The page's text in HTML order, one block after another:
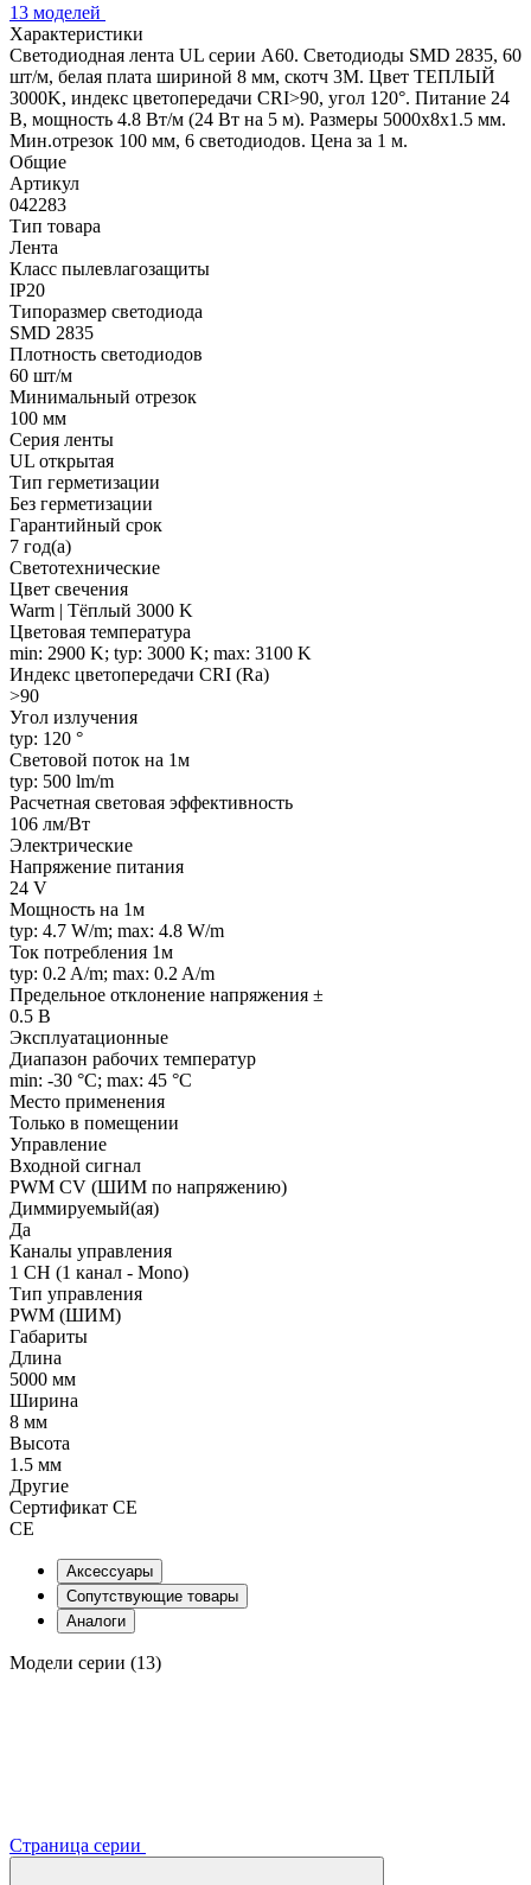
13 моделей
Характеристики
Светодиодная лента UL серии A60. Светодиоды SMD 2835, 60
шт/м, белая плата шириной 8 мм, скотч 3M. Цвет ТЕПЛЫЙ
3000K, индекс цветопередачи CRI>90, угол 120°. Питание 24
В, мощность 4.8 Вт/м (24 Вт на 5 м). Размеры 5000x8x1.5 мм.
Мин.отрезок 100 мм, 6 светодиодов. Цена за 1 м.
Общие
Артикул
042283
Тип товара
Лента
Класс пылевлагозащиты
IP20
Типоразмер светодиода
SMD 2835
Плотность светодиодов
60 шт/м
Минимальный отрезок
100 мм
Серия ленты
UL открытая
Тип герметизации
Без герметизации
Гарантийный срок
7 год(а)
Светотехнические
Цвет свечения
Warm | Тёплый 3000 K
Цветовая температура
min: 2900 K; typ: 3000 K; max: 3100 K
Индекс цветопередачи CRI (Ra)
>90
Угол излучения
typ: 120 °
Световой поток на 1м
typ: 500 lm/m
Расчетная световая эффективность
106 лм/Вт
Электрические
Напряжение питания
24 V
Мощность на 1м
typ: 4.7 W/m; max: 4.8 W/m
Ток потребления 1м
typ: 0.2 A/m; max: 0.2 A/m
Предельное отклонение напряжения ±
0.5 В
Эксплуатационные
Диапазон рабочих температур
min: -30 °C; max: 45 °C
Место применения
Только в помещении
Управление
Входной сигнал
PWM СV (ШИМ по напряжению)
Диммируемый(ая)
Да
Каналы управления
1 CH (1 канал - Mono)
Тип управления
PWM (ШИМ)
Габариты
Длина
5000 мм
Ширина
8 мм
Высота
1.5 мм
Другие
Сертификат CE
CE
Аксессуары
Сопутствующие товары
Аналоги
Модели серии (13)
Страница серии